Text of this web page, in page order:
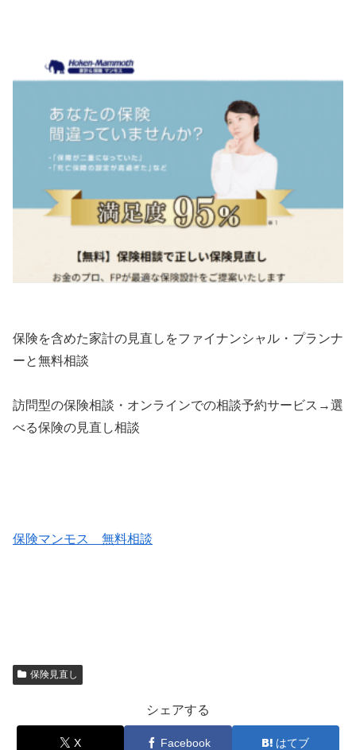
保険を含めた家計の見直しをファイナンシャル・プランナ
ーと無料相談
訪問型の保険相談・オンラインでの相談予約サービス→選
べる保険の見直し相談
保険マンモス 無料相談
保険見直し
シェアする
X Facebook はてブ